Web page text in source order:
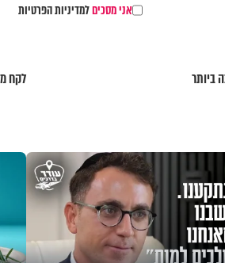
אני מסכיםלמדיניות הפרטיות
ביותר לקח